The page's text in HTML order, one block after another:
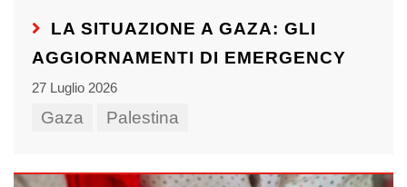
LA SITUAZIONE A GAZA: GLI
AGGIORNAMENTI DI EMERGENCY
27 Luglio 2026
Gaza Palestina